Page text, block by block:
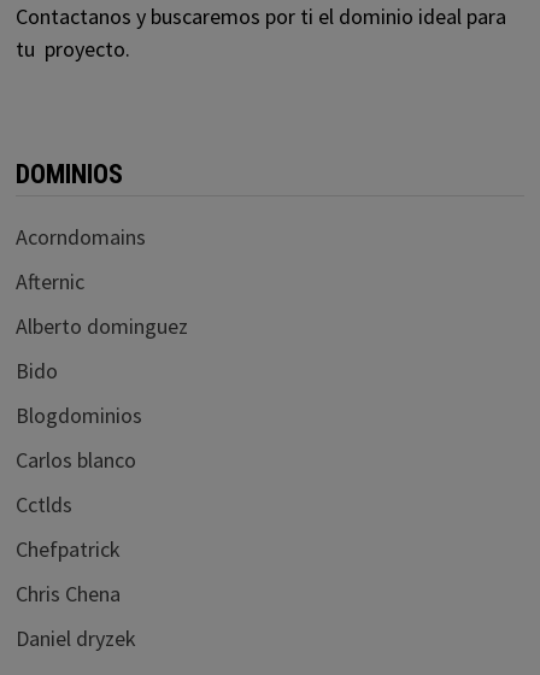
Contactanos y buscaremos por ti el dominio ideal para
tu proyecto.
DOMINIOS
Acorndomains
Afternic
Alberto dominguez
Bido
Blogdominios
Carlos blanco
Cctlds
Chefpatrick
Chris Chena
Daniel dryzek